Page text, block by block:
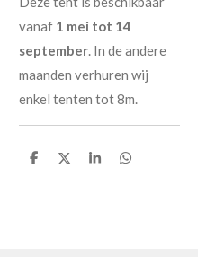
vanaf 1 mei tot 14
september. In de andere
maanden verhuren wij
enkel tenten tot 8m.
D
D
S
D